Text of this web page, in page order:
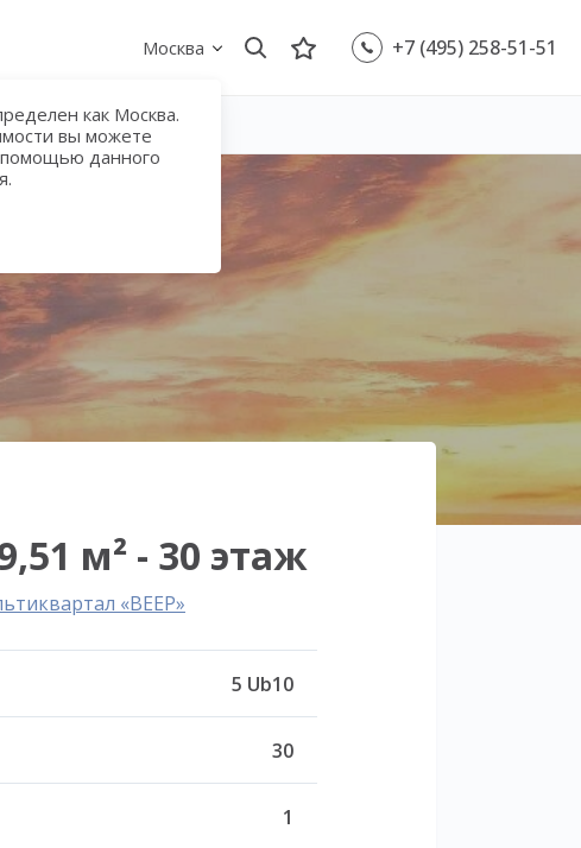
Москва
как Москва.
вы можете
помощью данного
+7 (495) 258-51-51
м² - 30 этаж
«ВЕЕР»
5 Ub10
30
1